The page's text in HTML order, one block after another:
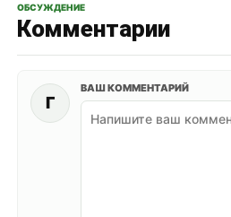
ОБСУЖДЕНИЕ
Комментарии
Г
ВАШ КОММЕНТАРИЙ